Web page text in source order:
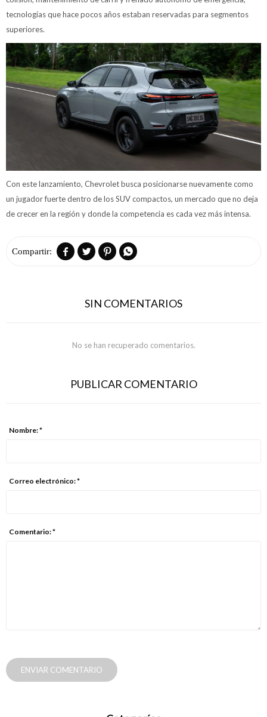
tecnologías que hace pocos años estaban reservadas para segmentos
superiores.
Con este lanzamiento, Chevrolet busca posicionarse nuevamente como
un jugador fuerte dentro de los SUV compactos, un mercado que no deja
de crecer en la región y donde la competencia es cada vez más intensa.
   
SIN COMENTARIOS
No se han recuperado comentarios.
PUBLICAR COMENTARIO
Nombre: *
Correo electrónico: *
Comentario: *
ENVIAR COMENTARIO